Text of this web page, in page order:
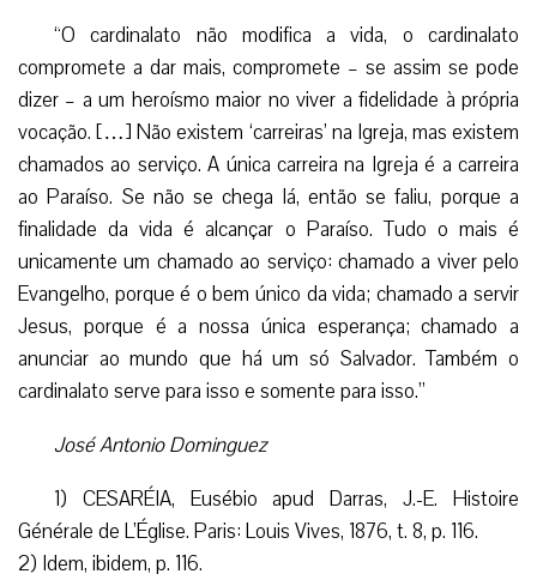
“O cardinalato não modifica a vida, o cardinalato
compromete a dar mais, compromete – se assim se pode
dizer – a um heroísmo maior no viver a fidelidade à própria
vocação. […] Não existem ‘carreiras’ na Igreja, mas existem
chamados ao serviço. A única carreira na Igreja é a carreira
ao Paraíso. Se não se chega lá, então se faliu, porque a
finalidade da vida é alcançar o Paraíso. Tudo o mais é
unicamente um chamado ao serviço: chamado a viver pelo
Evangelho, porque é o bem único da vida; chamado a servir
Jesus, porque é a nossa única esperança; chamado a
anunciar ao mundo que há um só Salvador. Também o
cardinalato serve para isso e somente para isso.”
José Antonio Dominguez
1) CESARÉIA, Eusébio apud Darras, J.-E. Histoire
Générale de L’Église. Paris: Louis Vives, 1876, t. 8, p. 116.
2) Idem, ibidem, p. 116.